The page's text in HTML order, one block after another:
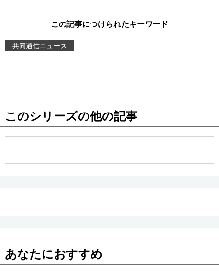
お知らせ
この記事につけられたキーワード
共同通信ニュース
このシリーズの他の記事
あなたにおすすめ